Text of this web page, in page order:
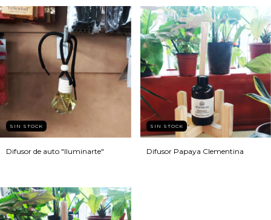
SIN STOCK
Difusor de auto "Iluminarte"
SIN STOCK
Difusor Papaya Clementina